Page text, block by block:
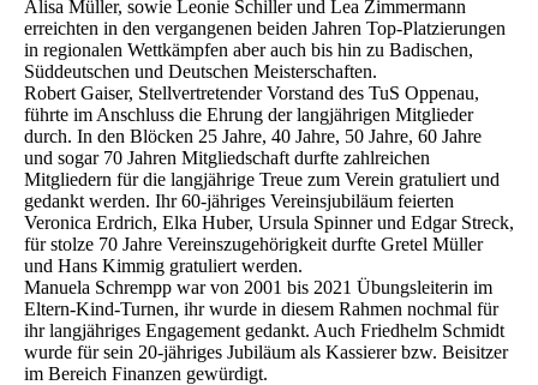
Alisa Müller, sowie Leonie Schiller und Lea Zimmermann
erreichten in den vergangenen beiden Jahren Top-Platzierungen
in regionalen Wettkämpfen aber auch bis hin zu Badischen,
Süddeutschen und Deutschen Meisterschaften.
Robert Gaiser, Stellvertretender Vorstand des TuS Oppenau,
führte im Anschluss die Ehrung der langjährigen Mitglieder
durch. In den Blöcken 25 Jahre, 40 Jahre, 50 Jahre, 60 Jahre
und sogar 70 Jahren Mitgliedschaft durfte zahlreichen
Mitgliedern für die langjährige Treue zum Verein gratuliert und
gedankt werden. Ihr 60-jähriges Vereinsjubiläum feierten
Veronica Erdrich, Elka Huber, Ursula Spinner und Edgar Streck,
für stolze 70 Jahre Vereinszugehörigkeit durfte Gretel Müller
und Hans Kimmig gratuliert werden.
Manuela Schrempp war von 2001 bis 2021 Übungsleiterin im
Eltern-Kind-Turnen, ihr wurde in diesem Rahmen nochmal für
ihr langjähriges Engagement gedankt. Auch Friedhelm Schmidt
wurde für sein 20-jähriges Jubiläum als Kassierer bzw. Beisitzer
im Bereich Finanzen gewürdigt.